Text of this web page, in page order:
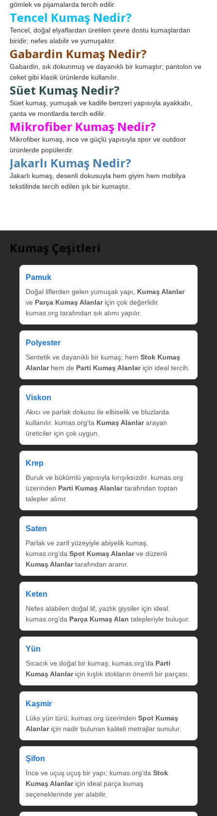
gömlek ve pijamalarda tercih edilir.
Tencel Kumaş Nedir?
Tencel, doğal elyaflardan üretilen çevre dostu kumaşlardan
biridir; nefes alabilir ve yumuşaktır.
Gabardin Kumaş Nedir?
Gabardin, sık dokunmuş ve dayanıklı bir kumaştır; pantolon ve
ceket gibi klasik ürünlerde kullanılır.
Süet Kumaş Nedir?
Süet kumaş, yumuşak ve kadife benzeri yapısıyla ayakkabı,
çanta ve montlarda tercih edilir.
Mikrofiber Kumaş Nedir?
Mikrofiber kumaş, ince ve güçlü yapısıyla spor ve outdoor
ürünlerde popülerdir.
Jakarlı Kumaş Nedir?
Jakarlı kumaş, desenli dokusuyla hem giyim hem mobilya
tekstilinde tercih edilen şık bir kumaştır.
Kumaş Çeşitleri
Pamuk
Doğal liflerden gelen yumuşak yapı, Kumaş Alanlar
ve Parça Kumaş Alanlariçin çok değerlidir.
kumas.org tarafından sık alımı yapılır.
Polyester
Sentetik ve dayanıklı bir kumaş; hem Stok Kumaş
Alanlarhem de Parti Kumaş Alanlariçin ideal tercih.
Viskon
Akıcı ve parlak dokusu ile elbiselik ve bluzlarda
kullanılır. kumas.org’ta Kumaş Alanlararayan
üreticiler için çok uygun.
Krep
Buruk ve bükümlü yapısıyla kırışıksızdır. kumas.org
üzerinden Parti Kumaş Alanlartarafından toptan
talepler alınır.
Saten
Parlak ve zarif yüzeyiyle abiyelik kumaş.
kumas.org’da Spot Kumaş Alanlarve düzenli
Kumaş Alanlartarafından aranır.
Keten
Nefes alabilen doğal lif, yazlık giysiler için ideal.
kumas.org’da Parça Kumaş Alan talepleriyle buluşur.
Yün
Sıcacık ve doğal bir kumaş; kumas.org’da Parti
Kumaş Alanlariçin kışlık stokların önemli bir parçası.
Kaşmir
Lüks yün türü; kumas.org üzerinden Spot Kumaş
Alanlariçin nadir bulunan kaliteli metrajlar sunulur.
Şifon
İnce ve uçuş uçuş bir yapı; kumas.org’da Stok
Kumaş Alanlariçin ideal parça kumaş
seçeneklerinde yer alabilir.